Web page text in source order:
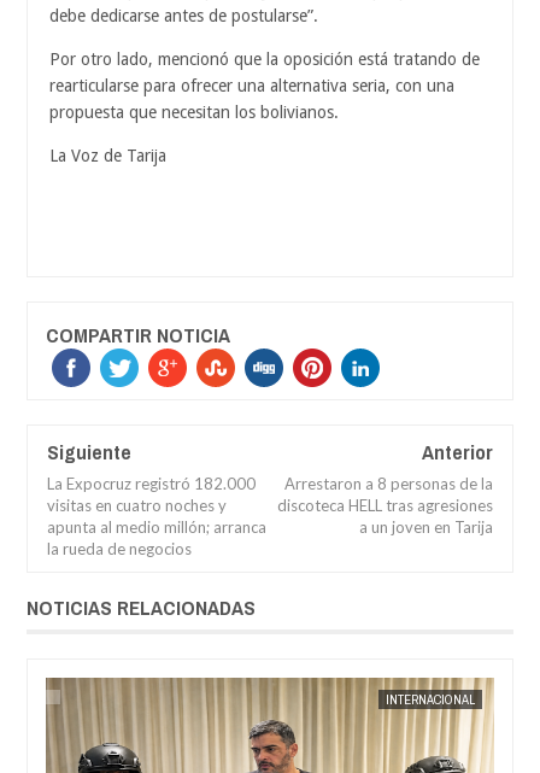
debe dedicarse antes de postularse”.
Por otro lado, mencionó que la oposición está tratando de
rearticularse para ofrecer una alternativa seria, con una
propuesta que necesitan los bolivianos.
La Voz de Tarija
COMPARTIR NOTICIA
Siguiente
La Expocruz registró 182.000
visitas en cuatro noches y
apunta al medio millón; arranca
la rueda de negocios
Anterior
Arrestaron a 8 personas de la
discoteca HELL tras agresiones
a un joven en Tarija
NOTICIAS RELACIONADAS
INTERNACIONAL JORGE